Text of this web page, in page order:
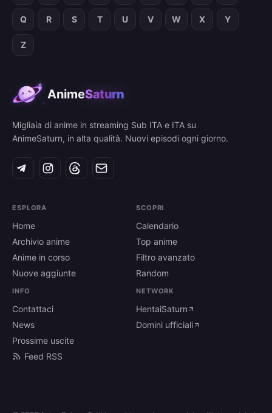
Q R S T U V W X Y
Z
AnimeSaturn
Migliaia di anime in streaming Sub ITA e ITA su
AnimeSaturn, in alta qualità. Nuovi episodi ogni giorno.
ESPLORA
Home
Archivio anime
Anime in corso
Nuove aggiunte
SCOPRI
Calendario
Top anime
Filtro avanzato
Random
INFO
Contattaci
News
Prossime uscite
Feed RSS
NETWORK
HentaiSaturn
Domini ufficiali